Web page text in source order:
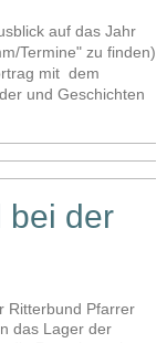
auf das Jahr
Termine" zu finden)
mit dem
und Geschichten
bei der
Ritterbund Pfarrer
das Lager der